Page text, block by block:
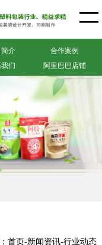
介
合作案例
们 阿里巴巴店铺
首页-新闻资讯-行业动态